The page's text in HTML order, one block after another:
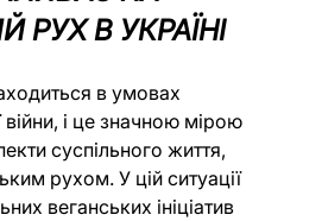
РУХ В УКРАЇНІ
в умовах
і це значною мірою
суспільного життя,
рухом. У цій ситуації
веганських ініціатив